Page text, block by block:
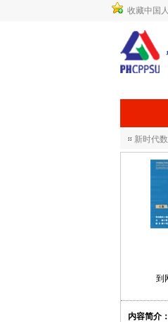
收藏中国
新时代
到
内容简介：